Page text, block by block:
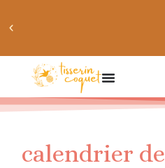
obtiens 20% de
calendrier